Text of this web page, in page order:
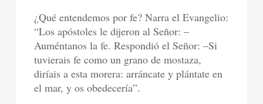
¿Qué entendemos por fe? Narra el Evangelio:
“Los apóstoles le dijeron al Señor: –
Auméntanos la fe. Respondió el Señor: –Si
tuvierais fe como un grano de mostaza,
diríais a esta morera: arráncate y plántate en
el mar, y os obedecería”.